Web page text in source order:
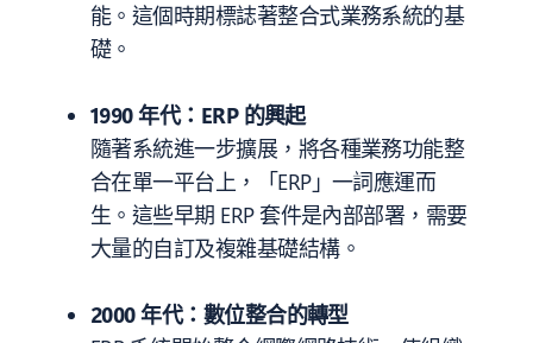
能。這個時期標誌著整合式業務系統的基
礎。
1990 年代：ERP 的興起
隨著系統進一步擴展，將各種業務功能整
合在單一平台上，「ERP」一詞應運而
生。這些早期 ERP 套件是內部部署，需要
大量的自訂及複雜基礎結構。
2000 年代：數位整合的轉型